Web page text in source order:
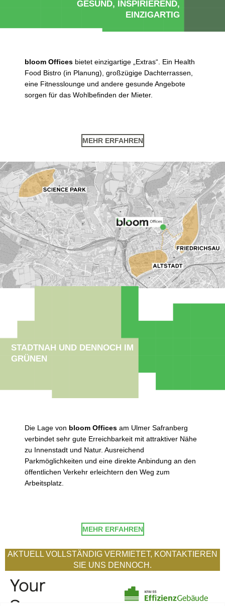
bloom Offices bietet einzigartige „Extras“. Ein Health
Food Bistro (in Planung), großzügige Dachterrassen,
eine Fitnesslounge und andere gesunde Angebote
sorgen für das Wohlbefinden der Mieter.
MEHR ERFAHREN
GESUND, INSPIRIEREND,
EINZIGARTIG
STADTNAH UND DENNOCH IM
GRÜNEN
Die Lage von bloom Offices am Ulmer Safranberg
verbindet sehr gute Erreichbarkeit mit attraktiver Nähe
zu Innenstadt und Natur. Ausreichend
Parkmöglichkeiten und eine direkte Anbindung an den
öffentlichen Verkehr erleichtern den Weg zum
Arbeitsplatz.
MEHR ERFAHREN
AKTUELL VOLLSTÄNDIG VERMIETET, KONTAKTIEREN
SIE UNS DENNOCH.